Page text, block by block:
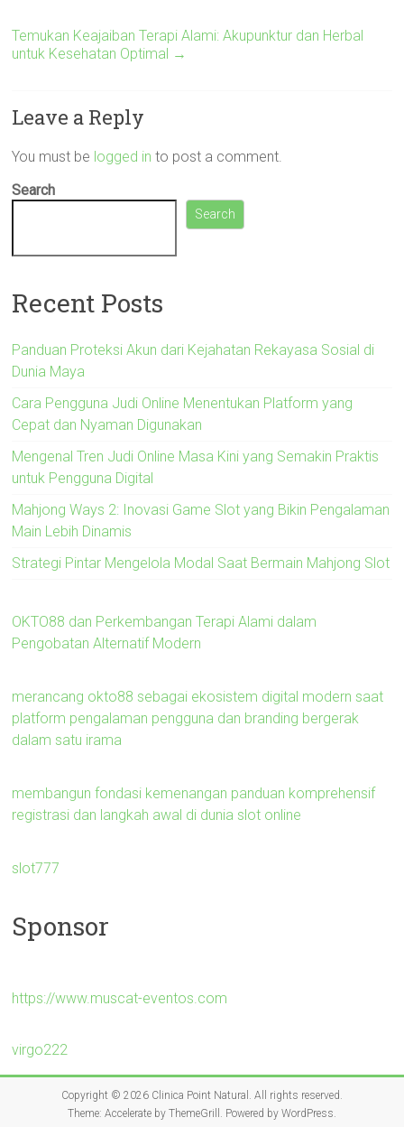
Temukan Keajaiban Terapi Alami: Akupunktur dan Herbal
untuk Kesehatan Optimal →
Leave a Reply
You must be logged in to post a comment.
Search
Search
Recent Posts
Panduan Proteksi Akun dari Kejahatan Rekayasa Sosial di
Dunia Maya
Cara Pengguna Judi Online Menentukan Platform yang
Cepat dan Nyaman Digunakan
Mengenal Tren Judi Online Masa Kini yang Semakin Praktis
untuk Pengguna Digital
Mahjong Ways 2: Inovasi Game Slot yang Bikin Pengalaman
Main Lebih Dinamis
Strategi Pintar Mengelola Modal Saat Bermain Mahjong Slot
OKTO88 dan Perkembangan Terapi Alami dalam
Pengobatan Alternatif Modern
merancang okto88 sebagai ekosistem digital modern saat
platform pengalaman pengguna dan branding bergerak
dalam satu irama
membangun fondasi kemenangan panduan komprehensif
registrasi dan langkah awal di dunia slot online
slot777
Sponsor
https://www.muscat-eventos.com
virgo222
Copyright © 2026 Clinica Point Natural
. All rights reserved.
Theme: Accelerateby ThemeGrill. Powered by WordPress